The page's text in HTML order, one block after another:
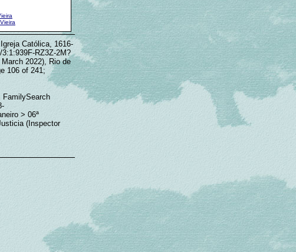
Católica, 1616-
RZ3Z-2M?
2022), Rio de
106 of 241;
FamilySearch
> 06ª
(Inspector